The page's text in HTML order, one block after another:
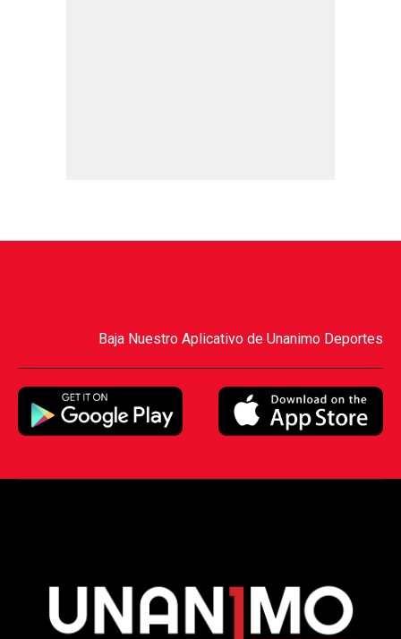
Baja Nuestro Aplicativo de Unanimo Deportes